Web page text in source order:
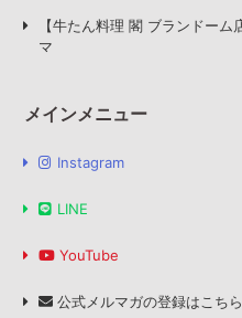
【牛たん料理 閣 ブランドー
マ
メインメニュー
Instagram
LINE
YouTube
公式メルマガの登録はこちら